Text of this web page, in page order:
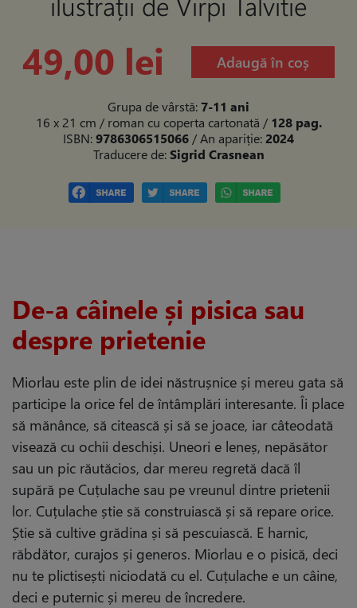
49,00 lei Adaugă în coș
Grupa de vârstă:7-11 ani
16 x 21 cm / roman cu coperta cartonată / 128 pag.
ISBN:9786306515066 / An apariție:2024
Traducere de:Sigrid Crasnean
De-a câinele și pisica sau
despre prietenie
Miorlau este plin de idei năstrușnice și mereu gata să
participe la orice fel de întâmplări interesante. Îi place
să mănânce, să citească și să se joace, iar câteodată
visează cu ochii deschiși. Uneori e leneș, nepăsător
sau un pic răutăcios, dar mereu regretă dacă îl
supără pe Cuțulache sau pe vreunul dintre prietenii
lor. Cuțulache știe să construiască și să repare orice.
Știe să cultive grădina și să pescuiască. E harnic,
răbdător, curajos și generos. Miorlau e o pisică, deci
nu te plictisești niciodată cu el. Cuțulache e un câine,
deci e puternic și mereu de încredere.